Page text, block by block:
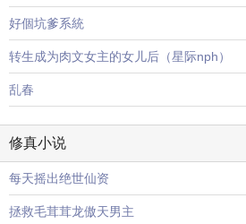
好個坑爹系統
转生成为肉文女主的女儿后（星际nph）
乱春
修真小说
每天摇出绝世仙资
拯救毛茸茸龙傲天男主